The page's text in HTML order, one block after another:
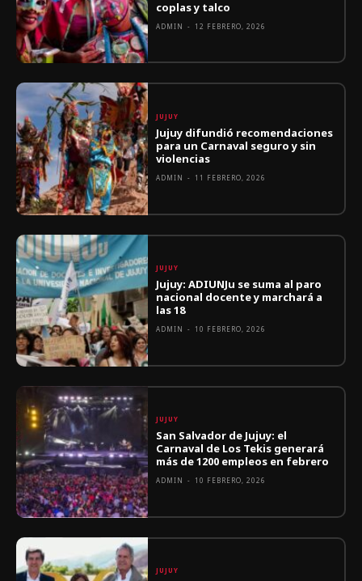
coplas y talco
ADMIN - 12 FEBRERO, 2026
JUJUY
Jujuy difundió recomendaciones
para un Carnaval seguro y sin
violencias
ADMIN - 11 FEBRERO, 2026
JUJUY
Jujuy: ADIUNJu se suma al paro
nacional docente y marchará a
las 18
ADMIN - 10 FEBRERO, 2026
JUJUY
San Salvador de Jujuy: el
Carnaval de Los Tekis generará
más de 1200 empleos en febrero
ADMIN - 10 FEBRERO, 2026
JUJUY